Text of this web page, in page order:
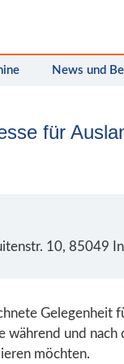
News und
für
10, 85049
Gelegenheit
während und
möchten.